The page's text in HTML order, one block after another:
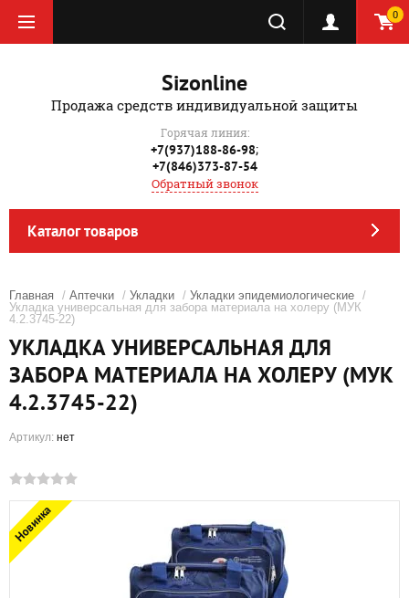
0
Sizonline
Продажа средств индивидуальной защиты
Горячая линия:
+7(937)188-86-98;
+7(846)373-87-54
Обратный звонок
Каталог товаров
Главная / Аптечки / Укладки / Укладки эпидемиологические /
Укладка универсальная для забора материала на холеру (МУК
4.2.3745-22)
УКЛАДКА УНИВЕРСАЛЬНАЯ ДЛЯ
ЗАБОРА МАТЕРИАЛА НА ХОЛЕРУ (МУК
4.2.3745-22)
Артикул: нет
Новинка